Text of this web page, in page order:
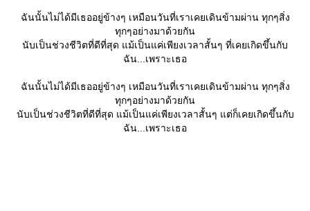
ฉันนั้นไม่ได้มีเธออยู่ข้างๆ เหมือนวันที่เราเคยเดินข้ามผ่าน ทุกๆสิ่ง
ทุกๆอย่างมาด้วยกัน
นับเป็นช่วงชีวิตที่ดีที่สุด แม้เป็นแค่เพียงเวลาสั้นๆ ที่เคยเกิดขึ้นกับ
ฉัน...เพราะเธอ
ฉันนั้นไม่ได้มีเธออยู่ข้างๆ เหมือนวันที่เราเคยเดินข้ามผ่าน ทุกๆสิ่ง
ทุกๆอย่างมาด้วยกัน
นับเป็นช่วงชีวิตที่ดีที่สุด แม้เป็นแค่เพียงเวลาสั้นๆ แต่ก็เคยเกิดขึ้นกับ
ฉัน...เพราะเธอ